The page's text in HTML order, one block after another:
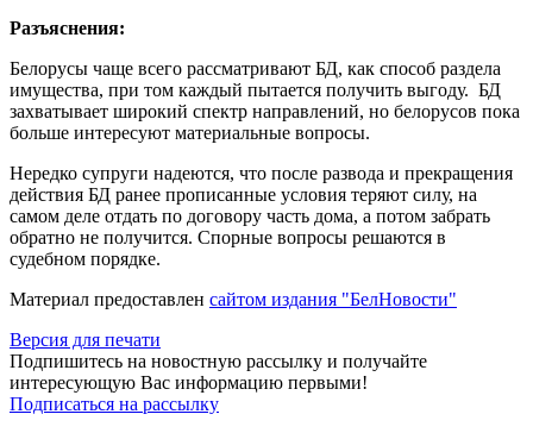
Разъяснения:
Белорусы чаще всего рассматривают БД, как способ раздела
имущества, при том каждый пытается получить выгоду. БД
захватывает широкий спектр направлений, но белорусов пока
больше интересуют материальные вопросы.
Нередко супруги надеются, что после развода и прекращения
действия БД ранее прописанные условия теряют силу, на
самом деле отдать по договору часть дома, а потом забрать
обратно не получится. Спорные вопросы решаются в
судебном порядке.
Материал предоставлен сайтом издания "БелНовости"
Версия для печати
Подпишитесь на новостную рассылку и получайте
интересующую Вас информацию первыми!
Подписаться на рассылку